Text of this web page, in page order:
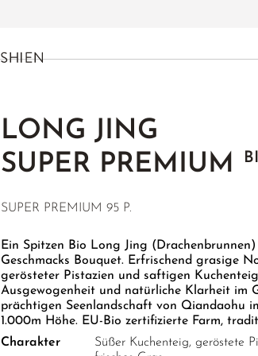
LONG JING
SUPER PREMIUM
SUPER PREMIUM 95 P.
Ein Spitzen Bio Long Jing
Geschmacks Bouquet. Erfrischend grasige
gerösteter Pistazien und saftigen
Ausgewogenheit und natürliche Klarheit im
prächtigen Seenlandschaft von Qiandaohu
1.000m Höhe. EU-Bio zertifizierte Farm,
Charakter
Süßer Kuchenteig, geröstete